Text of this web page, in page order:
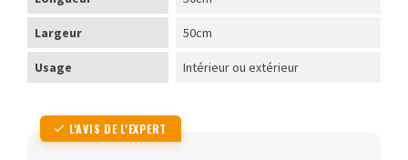
Largeur 50cm
Usage Intérieur ou extérieur
L'AVIS DE L'EXPERT